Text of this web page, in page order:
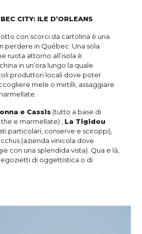
CITY: ILE D’ORLEANS
con scorci da cartolina è una
perdere in Québec. Una sola
ruota attorno all’isola è
in un’ora lungo la quale
produttori locali dove poter
mele o mirtilli, assaggiare
e Cassis (tutto a base di
e marmellate) , La Tigidou
particolari, conserve e sciroppi),
(azienda vinicola dove
con una splendida vista). Qua e là,
di oggettistica o di